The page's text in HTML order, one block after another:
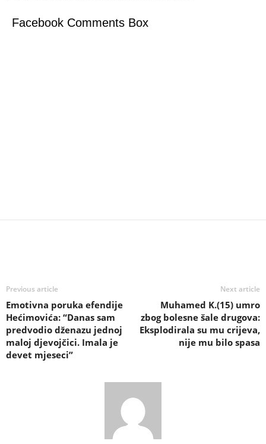
Facebook Comments Box
Previous article
Emotivna poruka efendije
Hećimovića: “Danas sam
predvodio dženazu jednoj
maloj djevojčici. Imala je
devet mjeseci”
Next article
Muhamed K.(15) umro
zbog bolesne šale drugova:
Eksplodirala su mu crijeva,
nije mu bilo spasa